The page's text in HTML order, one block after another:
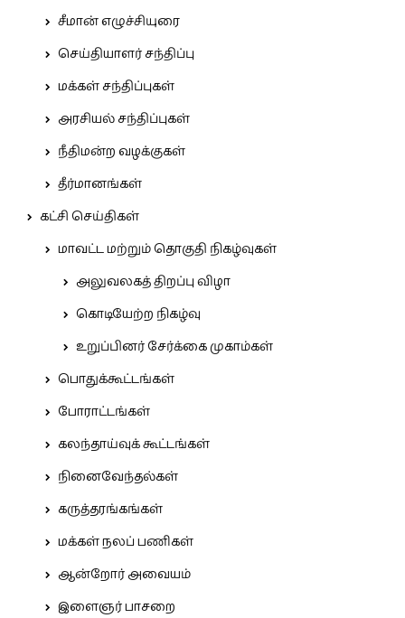
சீமான் எழுச்சியுரை
செய்தியாளர் சந்திப்பு
மக்கள் சந்திப்புகள்
அரசியல் சந்திப்புகள்
நீதிமன்ற வழக்குகள்
தீர்மானங்கள்
கட்சி செய்திகள்
மாவட்ட மற்றும் தொகுதி நிகழ்வுகள்
அலுவலகத் திறப்பு விழா
கொடியேற்ற நிகழ்வு
உறுப்பினர் சேர்க்கை முகாம்கள்
பொதுக்கூட்டங்கள்
போராட்டங்கள்
கலந்தாய்வுக் கூட்டங்கள்
நினைவேந்தல்கள்
கருத்தரங்கங்கள்
மக்கள் நலப் பணிகள்
ஆன்றோர் அவையம்
இளைஞர் பாசறை